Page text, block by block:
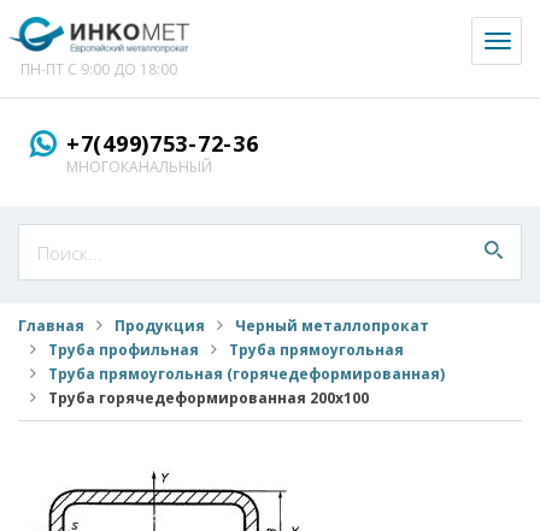
ПН-ПТ С 9:00 ДО 18:00
+7(499)753-72-36
МНОГОКАНАЛЬНЫЙ
Главная Продукция
Черный металлопрокат
Труба профильная
Труба прямоугольная
Труба прямоугольная (горячедеформированная)
Труба горячедеформированная 200x100